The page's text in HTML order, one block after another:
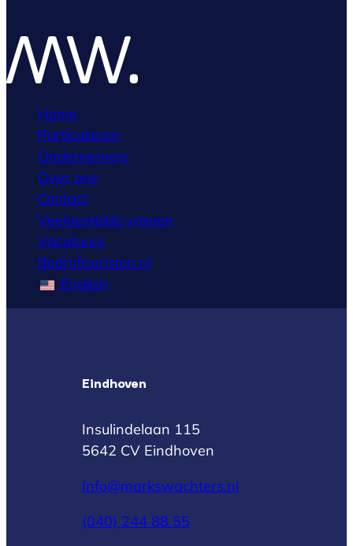
Home
Particulieren
Ondernemers
Over ons
Contact
Veelgestelde vragen
Vacatures
Bedrijfsjuristen.nl
English
Eindhoven
Insulindelaan 115
5642 CV Eindhoven
Info@markswachters.nl
(040) 244 88 55